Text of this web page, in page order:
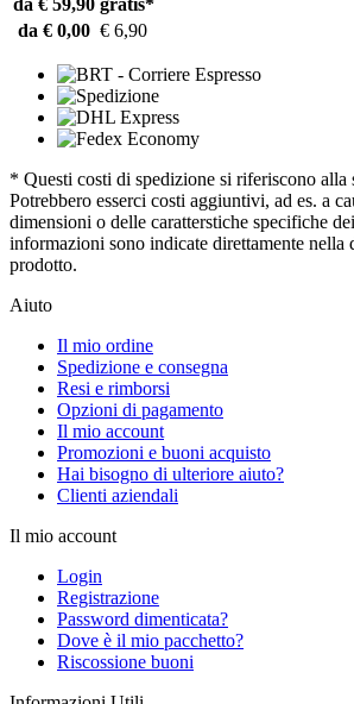
da € 59,90 gratis*
da € 0,00 € 6,90
* Questi costi di spedizione si riferiscono alla
Potrebbero esserci costi aggiuntivi, ad es. a
dimensioni o delle caratterstiche specifiche
informazioni sono indicate direttamente nella
prodotto.
Aiuto
Il mio ordine
Spedizione e consegna
Resi e rimborsi
Opzioni di pagamento
Il mio account
Promozioni e buoni acquisto
Hai bisogno di ulteriore aiuto?
Clienti aziendali
Il mio account
Login
Registrazione
Password dimenticata?
Dove è il mio pacchetto?
Riscossione buoni